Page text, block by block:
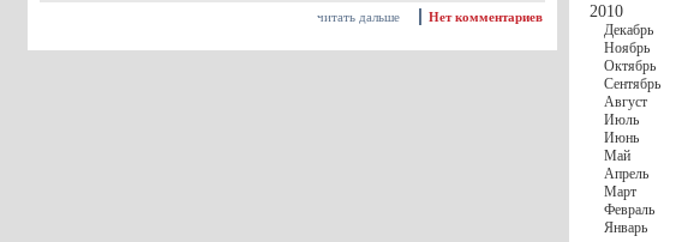
Нет комментариев
читать дальше 2010
Декабрь
Ноябрь
Октябрь
Сентябрь
Август
Июль
Июнь
Май
Апрель
Март
Февраль
Январь